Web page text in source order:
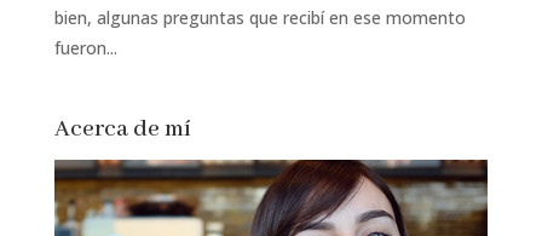
bien, algunas preguntas que recibí en ese momento
fueron...
Acerca de mí